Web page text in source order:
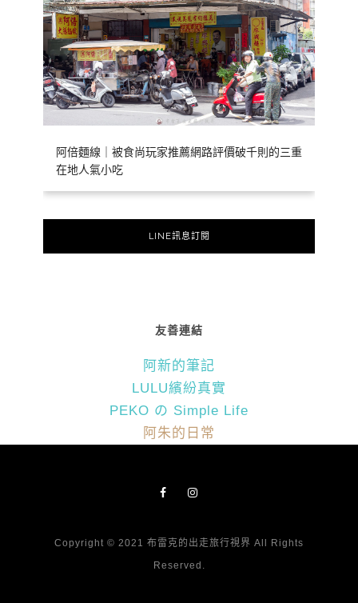
阿倍麵線｜被食尚玩家推薦網路評價破千則的三重
在地人氣小吃
LINE訊息訂閱
友善連結
阿新的筆記
LULU繽紛真實
PEKO の Simple Life
阿朱的日常
Copyright © 2021 布雷克的出走旅行視界 All Rights
Reserved.